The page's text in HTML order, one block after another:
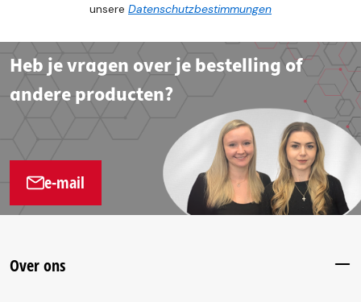
unsere Datenschutzbestimmungen
Heb je vragen over je bestelling of
andere producten?
e-mail
Over ons